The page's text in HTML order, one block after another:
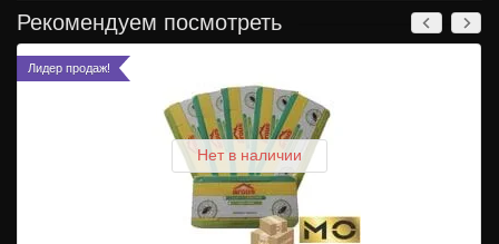
Рекомендуем посмотреть
Лидер продаж!
Нет в наличии